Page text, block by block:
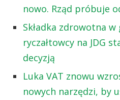
nowo. Rząd próbuje
Składka zdrowotna
ryczałtowcy na JDG
decyzją
Luka VAT znowu
nowych narzędzi, by